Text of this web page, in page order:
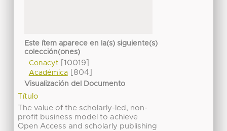
Este ítem aparece en la(s) siguiente(s)
colección(ones)
Conacyt[10019]
Académica[804]
Visualización del Documento
Título
The value of the scholarly-led, non-
profit business model to achieve
Open Access and scholarly publishing